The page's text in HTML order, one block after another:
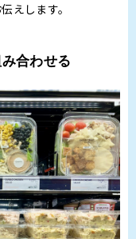
えします。
合わせる